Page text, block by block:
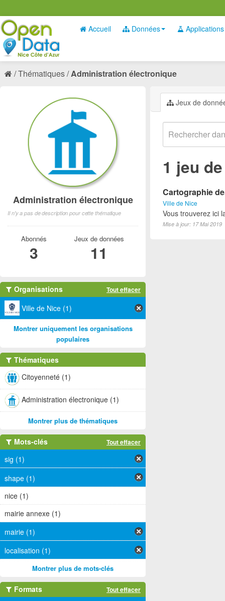
Accueil Données Applications
Thématiques Administration électronique
Jeux de
1 jeu
Cartographie
Ville de Nice
Vous trouverez ici
Mise à jour: 17 Mai 2019
Administration électronique
Il n'y a pas de description pour cette thématique
Abonnés
3
Jeux de données
11
Organisations Tout effacer
Ville de Nice (1)
Montrer uniquement les organisations
populaires
Thématiques
Citoyenneté (1)
Administration électronique (1)
Montrer plus de thématiques
Mots-clés Tout effacer
sig (1)
shape (1)
nice (1)
mairie annexe (1)
mairie (1)
localisation (1)
Montrer plus de mots-clés
Formats Tout effacer